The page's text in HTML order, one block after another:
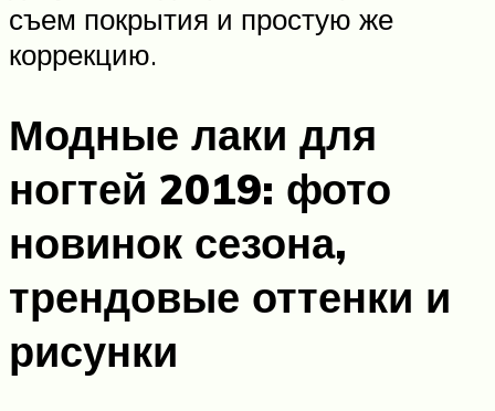
съем покрытия и простую же
коррекцию.
Модные лаки для
ногтей 2019: фото
новинок сезона,
трендовые оттенки и
рисунки